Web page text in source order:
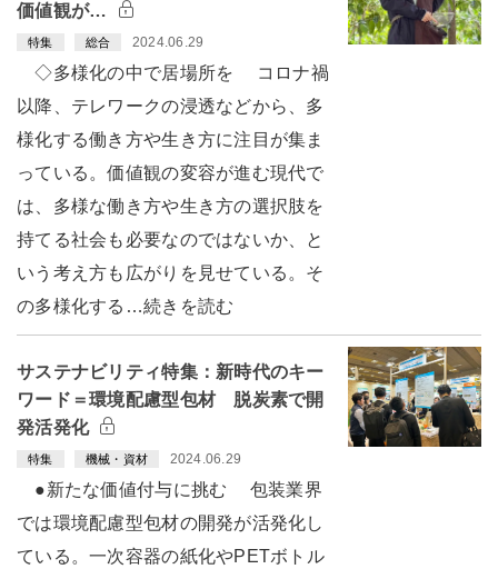
価値観が…
特集 総合 2024.06.29
◇多様化の中で居場所を コロナ禍
以降、テレワークの浸透などから、多
様化する働き方や生き方に注目が集ま
っている。価値観の変容が進む現代で
は、多様な働き方や生き方の選択肢を
持てる社会も必要なのではないか、と
いう考え方も広がりを見せている。そ
の多様化する…続きを読む
サステナビリティ特集：新時代のキー
ワード＝環境配慮型包材 脱炭素で開
発活発化
特集 機械・資材 2024.06.29
●新たな価値付与に挑む 包装業界
では環境配慮型包材の開発が活発化し
ている。一次容器の紙化やPETボトル